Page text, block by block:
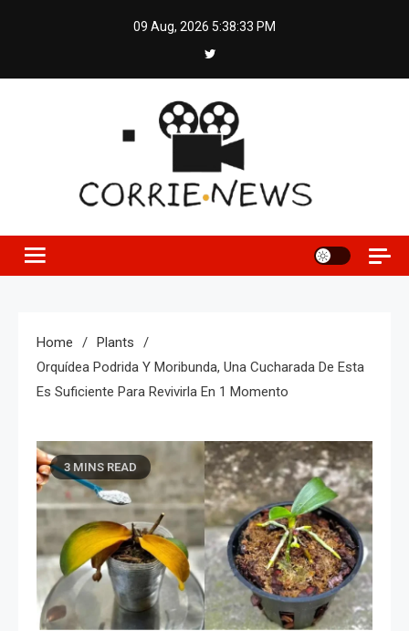
09 Aug, 2026 5:38:33 PM
Home
Plants
Orquídea Podrida Y Moribunda, Una Cucharada De Esta
Es Suficiente Para Revivirla En 1 Momento
3 MINS READ